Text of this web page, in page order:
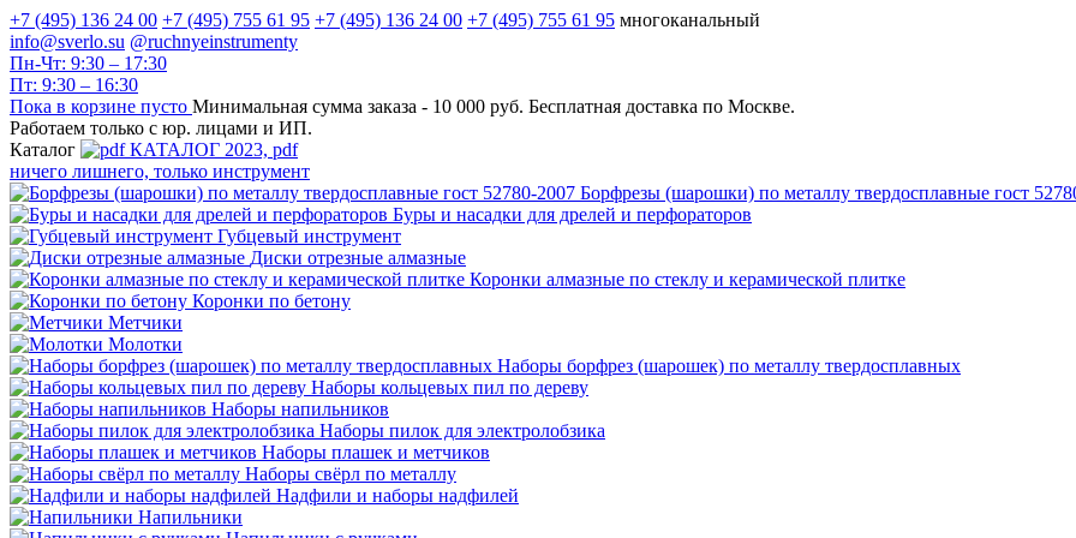
+7 (495) 136 24 00 +7 (495) 755 61 95 +7 (495) 136 24 00 +7 (495) 755 61 95 многоканальный
info@sverlo.su @ruchnyeinstrumenty
Пн-Чт: 9:30 – 17:30
Пт: 9:30 – 16:30
Пока в корзине пусто Минимальная сумма заказа - 10 000 руб. Бесплатная доставка по Москве.
Работаем только с юр. лицами и ИП.
Каталог
КАТАЛОГ 2023, рdf
ничего лишнего, только инструмент
Борфрезы (шарошки) по металлу твердосплавные гост
Буры и насадки для дрелей и перфораторов
Губцевый инструмент
Диски отрезные алмазные
Коронки алмазные по стеклу и керамической плитке
Коронки по бетону
Метчики
Молотки
Наборы борфрез (шарошек) по металлу твердосплавных
Наборы кольцевых пил по дереву
Наборы напильников
Наборы пилок для электролобзика
Наборы плашек и метчиков
Наборы свёрл по металлу
Надфили и наборы надфилей
Напильники